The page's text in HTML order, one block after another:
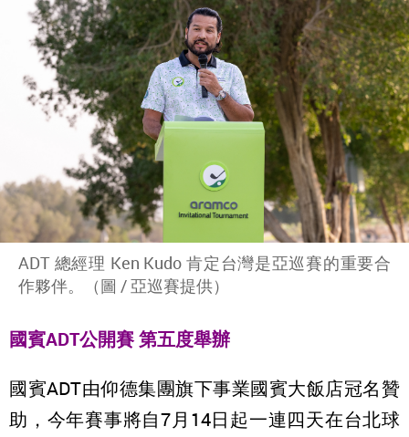
ADT 總經理 Ken Kudo 肯定台灣是亞巡賽的重要合
作夥伴。（圖 / 亞巡賽提供）
國賓ADT公開賽 第五度舉辦
國賓ADT由仰德集團旗下事業國賓大飯店冠名贊
助，今年賽事將自7月14日起一連四天在台北球